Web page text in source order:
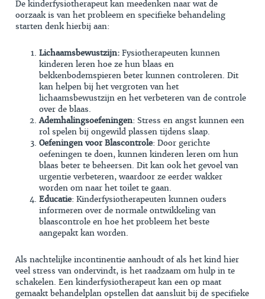
De kinderfysiotherapeut kan meedenken naar wat de
oorzaak is van het probleem en specifieke behandeling
starten denk hierbij aan:
Lichaamsbewustzijn: Fysiotherapeuten kunnen
kinderen leren hoe ze hun blaas en
bekkenbodemspieren beter kunnen controleren. Dit
kan helpen bij het vergroten van het
lichaamsbewustzijn en het verbeteren van de controle
over de blaas.
Ademhalingsoefeningen: Stress en angst kunnen een
rol spelen bij ongewild plassen tijdens slaap.
Oefeningen voor Blascontrole: Door gerichte
oefeningen te doen, kunnen kinderen leren om hun
blaas beter te beheersen. Dit kan ook het gevoel van
urgentie verbeteren, waardoor ze eerder wakker
worden om naar het toilet te gaan.
Educatie: Kinderfysiotherapeuten kunnen ouders
informeren over de normale ontwikkeling van
blaascontrole en hoe het probleem het beste
aangepakt kan worden.
Als nachtelijke incontinentie aanhoudt of als het kind hier
veel stress van ondervindt, is het raadzaam om hulp in te
schakelen. Een kinderfysiotherapeut kan een op maat
gemaakt behandelplan opstellen dat aansluit bij de specifieke